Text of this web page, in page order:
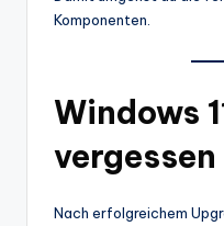
Komponenten.
Windows
vergessen
Nach erfolgreichem